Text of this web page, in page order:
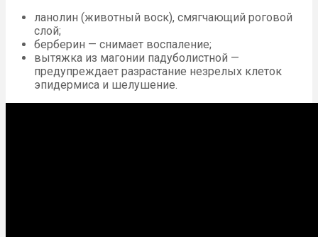
ланолин (животный воск), смягчающий роговой
слой;
берберин — снимает воспаление;
вытяжка из магонии падуболистной —
предупреждает разрастание незрелых клеток
эпидермиса и шелушение.